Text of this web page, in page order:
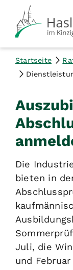
Startseite
Die
bieten in
Juli, die
und